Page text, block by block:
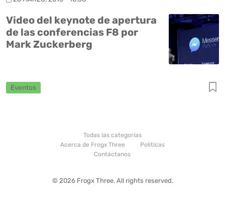
Video del keynote de apertura
de las conferencias F8 por
Mark Zuckerberg
Eventos
Todas las categorías
Acerca de Frogx Three
Politicas
Contáctanos
© 2026 Frogx Three. All rights reserved.